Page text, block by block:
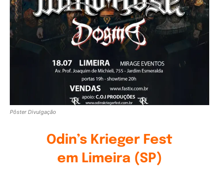
Pôster Divulgação
Odin’s Krieger Fest
em Limeira(SP)